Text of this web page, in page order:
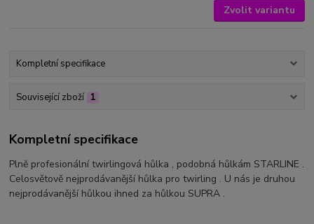
Zvolit variantu
Kompletní specifikace
Související zboží 1
Kompletní specifikace
Plně profesionální twirlingová hůlka , podobná hůlkám STARLINE .
Celosvětově nejprodávanější hůlka pro twirling . U nás je druhou
nejprodávanější hůlkou ihned za hůlkou SUPRA .